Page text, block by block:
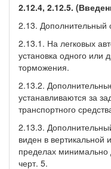
2.12.4, 2.12.5.
2.13. Дополнительный
2.13.1. На легковых
установка одного или
торможения.
2.13.2.
устанавливаются за
транспортного
2.13.3.
виден в вертикальной
пределах минимально
черт. 5.